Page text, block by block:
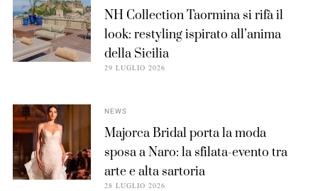
NH Collection Taormina si rifà il
look: restyling ispirato all’anima
della Sicilia
29 LUGLIO 2026
NEWS
Majorca Bridal porta la moda
sposa a Naro: la sfilata-evento tra
arte e alta sartoria
28 LUGLIO 2026